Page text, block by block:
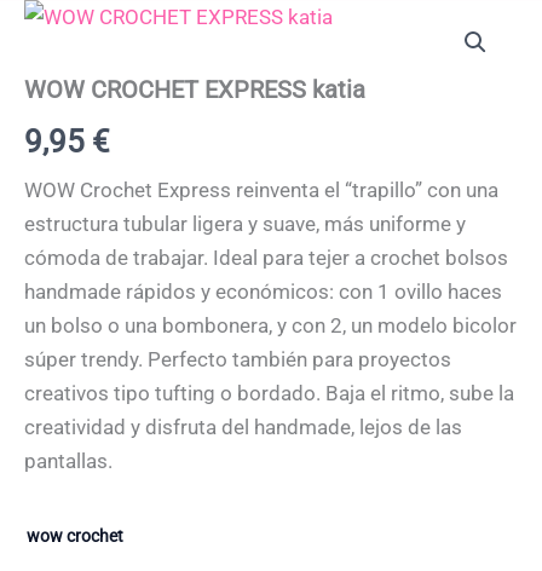
WOW CROCHET EXPRESS katia
9,95 €
WOW Crochet Express reinventa el “trapillo” con una
estructura tubular ligera y suave, más uniforme y
cómoda de trabajar. Ideal para tejer a crochet bolsos
handmade rápidos y económicos: con 1 ovillo haces
un bolso o una bombonera, y con 2, un modelo bicolor
súper trendy. Perfecto también para proyectos
creativos tipo tufting o bordado. Baja el ritmo, sube la
creatividad y disfruta del handmade, lejos de las
pantallas.
wow crochet
WOW
katia